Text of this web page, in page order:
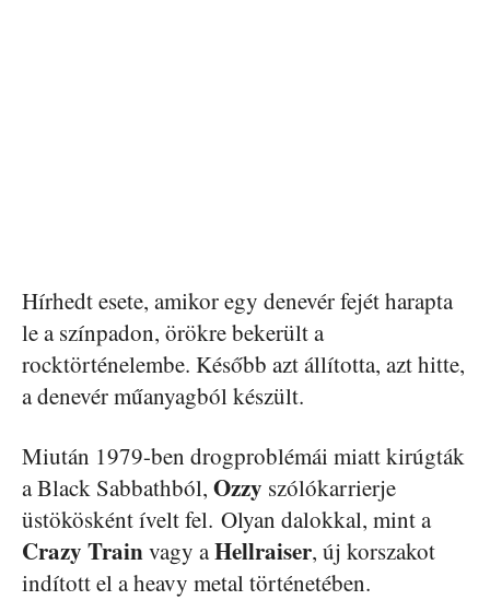
Hírhedt esete, amikor egy denevér fejét harapta
le a színpadon, örökre bekerült a
rocktörténelembe. Később azt állította, azt hitte,
a denevér műanyagból készült.
Miután 1979-ben drogproblémái miatt kirúgták
a Black Sabbathból, Ozzy szólókarrierje
üstökösként ívelt fel. Olyan dalokkal, mint a
Crazy Trainvagy aHellraiser, új korszakot
indított el a heavy metal történetében.